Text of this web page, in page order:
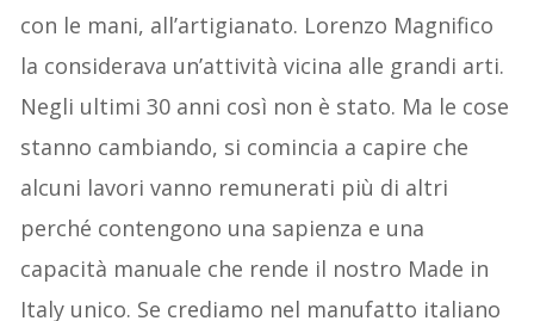
con le mani, all’artigianato. Lorenzo Magnifico
la considerava un’attività vicina alle grandi arti.
Negli ultimi 30 anni così non è stato. Ma le cose
stanno cambiando, si comincia a capire che
alcuni lavori vanno remunerati più di altri
perché contengono una sapienza e una
capacità manuale che rende il nostro Made in
Italy unico. Se crediamo nel manufatto italiano